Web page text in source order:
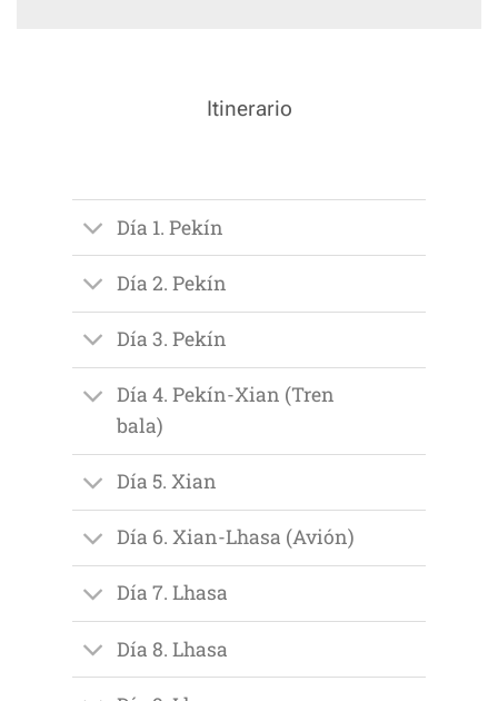
Itinerario
Día 1. Pekín
Día 2. Pekín
Día 3. Pekín
Día 4. Pekín-Xian (Tren
bala)
Día 5. Xian
Día 6. Xian-Lhasa (Avión)
Día 7. Lhasa
Día 8. Lhasa